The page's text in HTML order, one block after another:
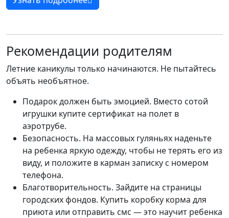
Рекомендации родителям
Летние каникулы только начинаются. Не пытайтесь
объять необъятное.
Подарок должен быть эмоцией. Вместо сотой
игрушки купите сертификат на полет в
аэротрубе.
Безопасность. На массовых гуляньях наденьте
на ребенка яркую одежду, чтобы не терять его из
виду, и положите в карман записку с номером
телефона.
Благотворительность. Зайдите на страницы
городских фондов. Купить коробку корма для
приюта или отправить смс — это научит ребенка